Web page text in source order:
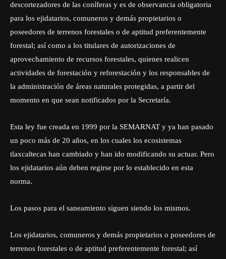
descortezadores de las coníferas y es de observancia obligatoria
para los ejidatarios, comuneros y demás propietarios o
poseedores de terrenos forestales o de aptitud preferentemente
forestal; así como a los titulares de autorizaciones de
aprovechamiento de recursos forestales, quienes realicen
actividades de forestación y reforestación y los responsables de
la administración de áreas naturales protegidas, a partir del
momento en que sean notificados por la Secretaría.
Esta ley fue creada en 1999 por la SEMARNAT y ya han pasado
un poco más de 20 años, en los cuales los ecosistemas
tlaxcaltecas han cambiado y han ido modificando su actuar. Pero
los ejidatarios aún deben regirse por lo establecido en esta
norma.
Los pasos para el saneamiento siguen siendo los mismos.
Los ejidatarios, comuneros y demás propietarios o poseedores de
terrenos forestales o de aptitud preferentemente forestal; así